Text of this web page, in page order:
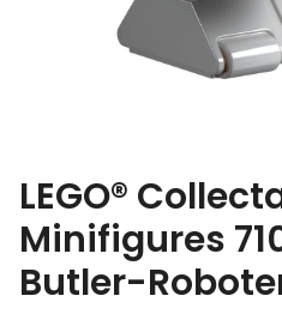
LEGO®
Minifigures
Butler-